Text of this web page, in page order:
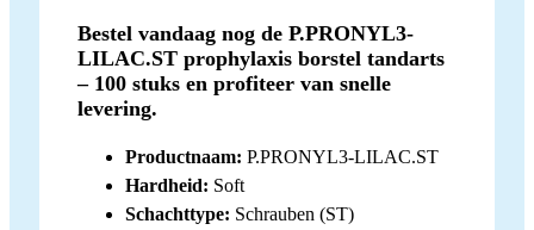
Bestel vandaag nog de P.PRONYL3-
LILAC.ST prophylaxis borstel tandarts
– 100 stuks en profiteer van snelle
levering.
Productnaam: P.PRONYL3-LILAC.ST
Hardheid: Soft
Schachttype: Schrauben (ST)